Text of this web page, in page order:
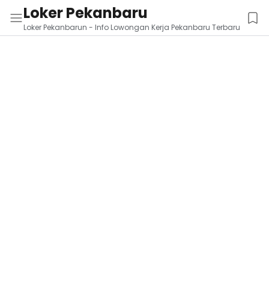
Loker Pekanbaru
Loker Pekanbarun - Info Lowongan Kerja Pekanbaru Terbaru